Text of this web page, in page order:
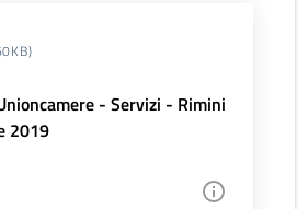
- Servizi - Rimini
2019